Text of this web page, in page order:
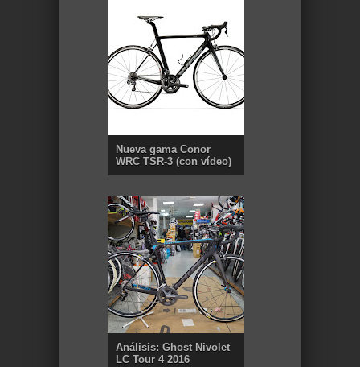
Nueva gama Conor
WRC TSR-3 (con vídeo)
Análisis: Ghost Nivolet
LC Tour 4 2016